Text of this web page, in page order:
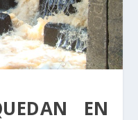
EN